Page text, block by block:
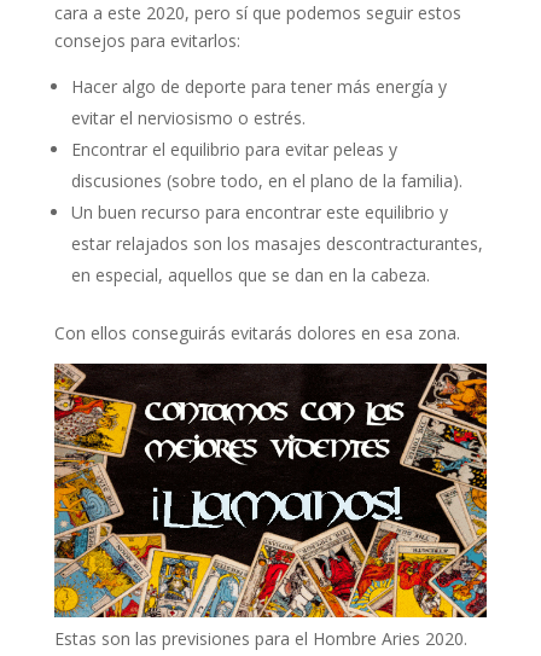
cara a este 2020, pero sí que podemos seguir estos
consejos para evitarlos:
Hacer algo de deporte para tener más energía y
evitar el nerviosismo o estrés.
Encontrar el equilibrio para evitar peleas y
discusiones (sobre todo, en el plano de la familia).
Un buen recurso para encontrar este equilibrio y
estar relajados son los masajes descontracturantes,
en especial, aquellos que se dan en la cabeza.
Con ellos conseguirás evitarás dolores en esa zona.
Estas son las previsiones para el Hombre Aries 2020.